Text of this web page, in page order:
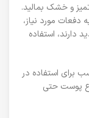
و خشک بمالید.
ماساژ دهید تا کاملا جذب شود. 3. به دفعات مورد نیاز،
استفاده
برای صورت، بدن و لب. 5. مناسب برای استفاده در
برای انواع پوست حتی